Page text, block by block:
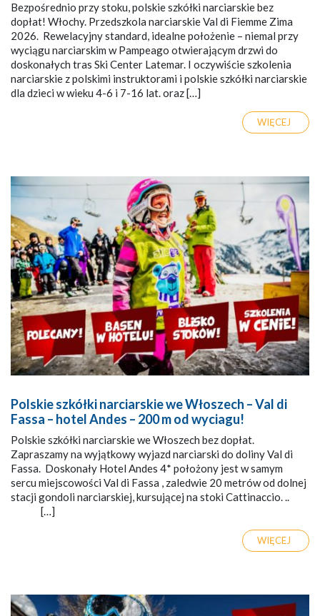
Bezpośrednio przy stoku, polskie szkółki narciarskie bez
dopłat! Włochy. Przedszkola narciarskie Val di Fiemme Zima
2026. Rewelacyjny standard, idealne położenie – niemal przy
wyciągu narciarskim w Pampeago otwierającym drzwi do
doskonałych tras Ski Center Latemar. I oczywiście szkolenia
narciarskie z polskimi instruktorami i polskie szkółki narciarskie
dla dzieci w wieku 4-6 i 7-16 lat. oraz […]
WIĘCEJ
Polskie szkółki narciarskie we Włoszech – Val di
Fassa – hotel Andes – 200 m od wyciagu!
Polskie szkółki narciarskie we Włoszech bez dopłat.
Zapraszamy na wyjątkowy wyjazd narciarski do doliny Val di
Fassa. Doskonały Hotel Andes 4* położony jest w samym
sercu miejscowości Val di Fassa , zaledwie 20 metrów od dolnej
stacji gondoli narciarskiej, kursującej na stoki Cattinaccio. ..
[…]
WIĘCEJ